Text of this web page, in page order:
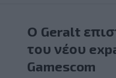
Ο Geralt
του νέου
Gamescom